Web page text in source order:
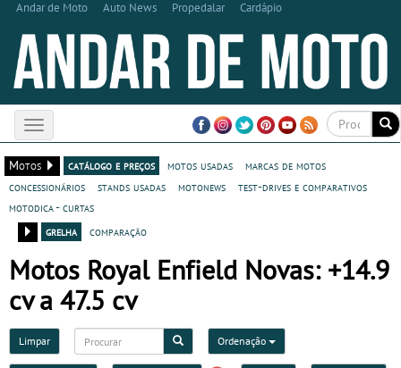
Andar de Moto Auto News Propedalar Cardápio
Toggle
navigation
Motos
catálogo e preços motos usadas
marcas de motos
concessionários
stands usadas motonews
test-drives e comparativos
motodica - curtas
grelha
comparação
Motos Royal Enfield Novas: +14.9
cv a 47.5 cv
Limpar Ordenação